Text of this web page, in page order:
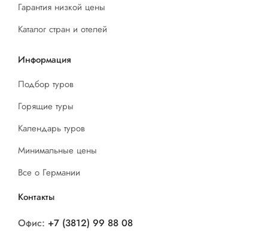
Гарантия низкой цены
Каталог стран и отелей
Информация
Подбор туров
Горящие туры
Календарь туров
Минимальные цены
Все о Германии
Контакты
Офис: +7 (3812) 99 88 08